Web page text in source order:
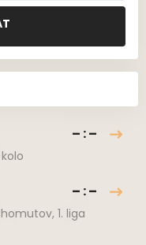
– : –
– : –
, 1. liga